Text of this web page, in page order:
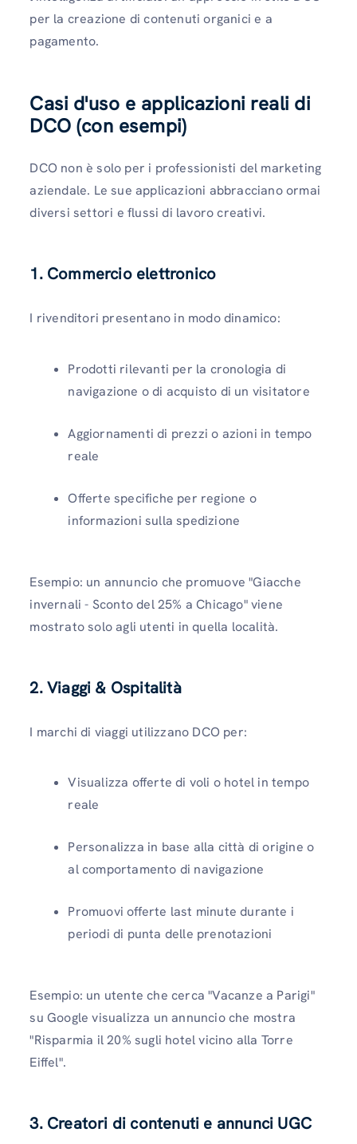
per la creazione di contenuti organici e a
pagamento.
Casi d'uso e applicazioni reali di
DCO (con esempi)
DCO non è solo per i professionisti del marketing
aziendale. Le sue applicazioni abbracciano ormai
diversi settori e flussi di lavoro creativi.
1. Commercio elettronico
I rivenditori presentano in modo dinamico:
Prodotti rilevanti per la cronologia di
navigazione o di acquisto di un visitatore
Aggiornamenti di prezzi o azioni in tempo
reale
Offerte specifiche per regione o
informazioni sulla spedizione
Esempio: un annuncio che promuove "Giacche
invernali - Sconto del 25% a Chicago" viene
mostrato solo agli utenti in quella località.
2. Viaggi & Ospitalità
I marchi di viaggi utilizzano DCO per:
Visualizza offerte di voli o hotel in tempo
reale
Personalizza in base alla città di origine o
al comportamento di navigazione
Promuovi offerte last minute durante i
periodi di punta delle prenotazioni
Esempio: un utente che cerca "Vacanze a Parigi"
su Google visualizza un annuncio che mostra
"Risparmia il 20% sugli hotel vicino alla Torre
Eiffel".
3. Creatori di contenuti e annunci UGC